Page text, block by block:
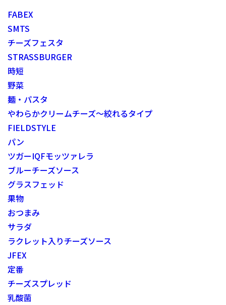
FABEX
SMTS
チーズフェスタ
STRASSBURGER
時短
野菜
麺・パスタ
やわらかクリームチーズ～絞れるタイプ
FIELDSTYLE
パン
ツガーIQFモッツァレラ
ブルーチーズソース
グラスフェッド
果物
おつまみ
サラダ
ラクレット入りチーズソース
JFEX
定番
チーズスプレッド
乳酸菌